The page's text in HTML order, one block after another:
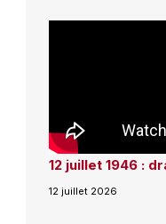
12 juillet 1946 :
12 juillet 2026